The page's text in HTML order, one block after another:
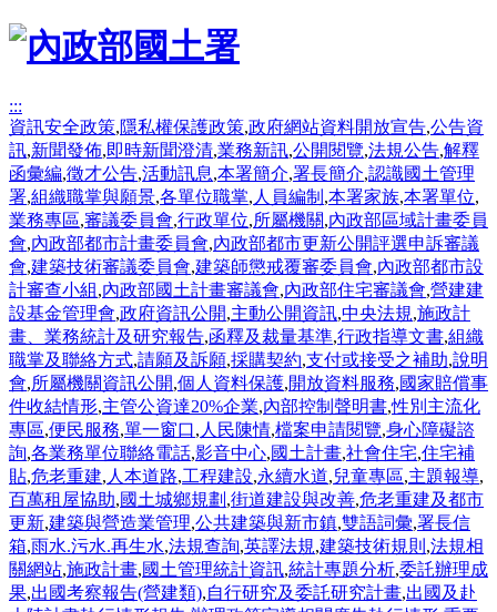
:::
資訊安全政策,隱私權保護政策,政府網站資料開放宣告,公告資
訊,新聞發佈,即時新聞澄清,業務新訊,公開閱覽,法規公告,解釋
函彙編,徵才公告,活動訊息,本署簡介,署長簡介,認識國土管理
署,組織職掌與願景,各單位職掌, 人員編制 ,本署家族,本署單位,
業務專區,審議委員會,行政單位,所屬機關,內政部區域計畫委員
會,內政部都市計畫委員會,內政部都市更新公開評選申訴審議
會,建築技術審議委員會,建築師懲戒覆審委員會,內政部都市設
計審查小組,內政部國土計畫審議會,內政部住宅審議會,營建建
設基金管理會,政府資訊公開,主動公開資訊,中央法規,施政計
畫、業務統計及研究報告,函釋及裁量基準,行政指導文書,組織
職掌及聯絡方式,請願及訴願,採購契約,支付或接受之補助,說明
會,所屬機關資訊公開,個人資料保護,開放資料服務,國家賠償事
件收結情形,主管公資達20%企業,內部控制聲明書,性別主流化
專區,便民服務,單一窗口, 人民陳情,檔案申請閱覽,身心障礙諮
詢,各業務單位聯絡電話,影音中心,國土計畫,社會住宅,住宅補
貼,危老重建, 人本道路,工程建設,永續水道,兒童專區,主題報導,
百萬租屋協助,國土城鄉規劃 ,街道建設與改善,危老重建及都市
更新,建築與營造業管理,公共建築與新市鎮,雙語詞彙,署長信
箱,雨水.污水.再生水,法規查詢,英譯法規,建築技術規則 ,法規相
關網站,施政計畫,國土管理統計資訊,統計專題分析,委託辦理成
果,出國考察報告(營建類),自行研究及委託研究計畫,出國及赴